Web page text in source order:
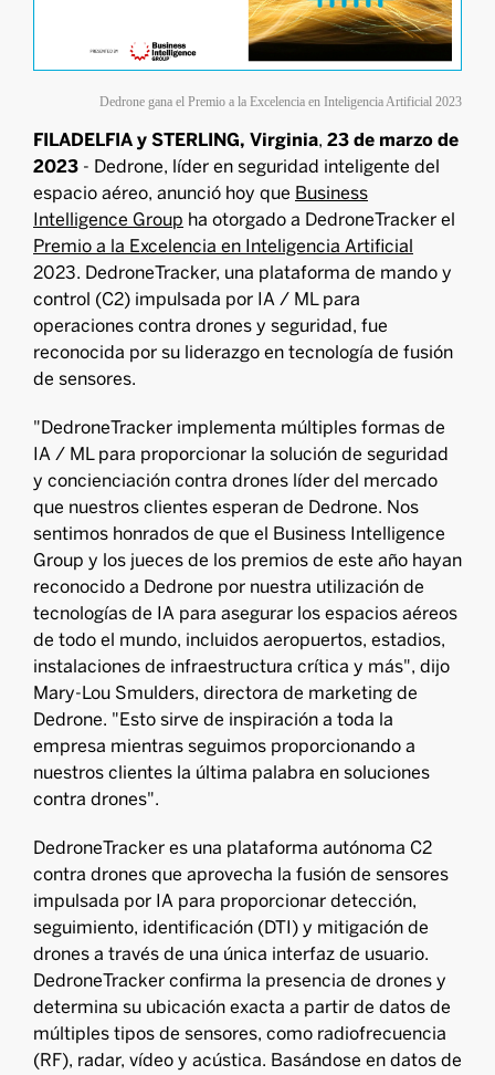
Dedrone gana el Premio a la Excelencia en Inteligencia Artificial 2023
FILADELFIA y STERLING, Virginia, 23 de marzo de
2023 - Dedrone, líder en seguridad inteligente del
espacio aéreo, anunció hoy que Business
Intelligence Group ha otorgado a DedroneTracker el
Premio a la Excelencia en Inteligencia Artificial
2023. DedroneTracker, una plataforma de mando y
control (C2) impulsada por IA / ML para
operaciones contra drones y seguridad, fue
reconocida por su liderazgo en tecnología de fusión
de sensores.
"DedroneTracker implementa múltiples formas de
IA / ML para proporcionar la solución de seguridad
y concienciación contra drones líder del mercado
que nuestros clientes esperan de Dedrone. Nos
sentimos honrados de que el Business Intelligence
Group y los jueces de los premios de este año hayan
reconocido a Dedrone por nuestra utilización de
tecnologías de IA para asegurar los espacios aéreos
de todo el mundo, incluidos aeropuertos, estadios,
instalaciones de infraestructura crítica y más", dijo
Mary-Lou Smulders, directora de marketing de
Dedrone. "Esto sirve de inspiración a toda la
empresa mientras seguimos proporcionando a
nuestros clientes la última palabra en soluciones
contra drones".
DedroneTracker es una plataforma autónoma C2
contra drones que aprovecha la fusión de sensores
impulsada por IA para proporcionar detección,
seguimiento, identificación (DTI) y mitigación de
drones a través de una única interfaz de usuario.
DedroneTracker confirma la presencia de drones y
determina su ubicación exacta a partir de datos de
múltiples tipos de sensores, como radiofrecuencia
(RF), radar, vídeo y acústica. Basándose en datos de